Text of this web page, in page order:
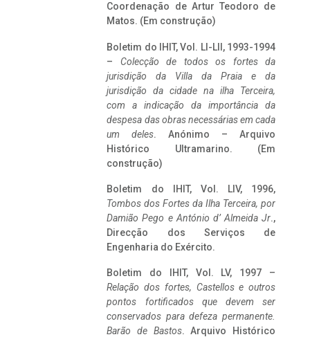
Coordenação de Artur Teodoro de
Matos. (Em construção)
Boletim do IHIT, Vol. LI-LII, 1993-1994
– Colecção de todos os fortes da
jurisdição da Villa da Praia e da
jurisdição da cidade na ilha Terceira,
com a indicação da importância da
despesa das obras necessárias em cada
um deles. Anónimo – Arquivo
Histórico Ultramarino. (Em
construção)
Boletim do IHIT, Vol. LIV, 1996,
Tombos dos Fortes da Ilha Terceira, por
Damião Pego e António d’ Almeida Jr.,
Direcção dos Serviços de
Engenharia do Exército.
Boletim do IHIT, Vol. LV, 1997 –
Relação dos fortes, Castellos e outros
pontos fortificados que devem ser
conservados para defeza permanente.
Barão de Bastos. Arquivo Histórico